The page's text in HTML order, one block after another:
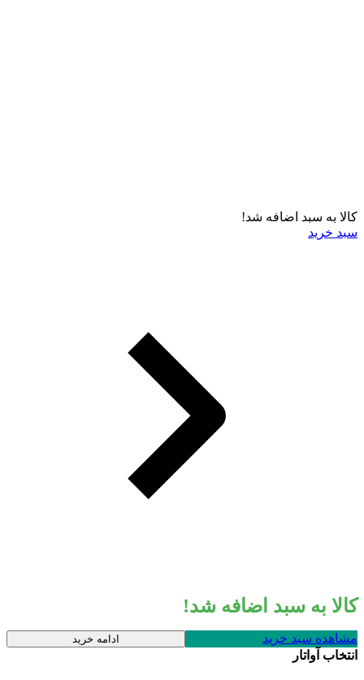
کالا به سبد اضافه شد!
سبد خرید
کالا به سبد اضافه شد!
مشاهده سبد خرید ادامه خرید
انتخاب آواتار